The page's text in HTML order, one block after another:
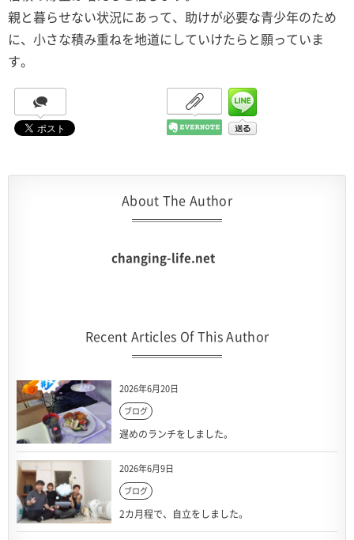
親と暮らせない状況にあって、助けが必要な青少年のため
に、小さな積み重ねを地道にしていけたらと願っていま
す。
About The Author
changing-life.net
Recent Articles Of This Author
2026年6月20日
ブログ
遅めのランチをしました。
2026年6月9日
ブログ
2カ月程で、自立をしました。